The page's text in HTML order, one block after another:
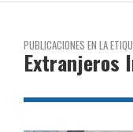
PUBLICACIONES EN LA
Extranjeros